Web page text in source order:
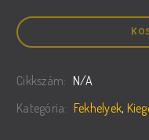
MAGIC
mennyiség
Cikkszám: N/A
Kategória: Fekhelyek,